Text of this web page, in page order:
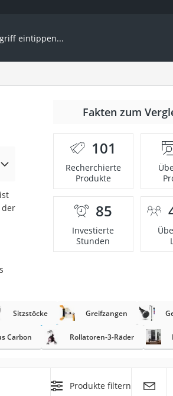
Fakten zum
101
Recherchierte
Produkte
85
Investierte
Stunden
Sitzstöcke Greifzangen
Carbon Rollatoren-3-Räder
Produkte filtern